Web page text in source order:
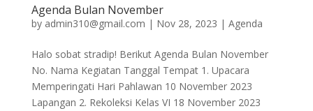
Agenda Bulan November
by admin310@gmail.com | Nov 28, 2023 | Agenda
Halo sobat stradip! Berikut Agenda Bulan November
No. Nama Kegiatan Tanggal Tempat 1. Upacara
Memperingati Hari Pahlawan 10 November 2023
Lapangan 2. Rekoleksi Kelas VI 18 November 2023